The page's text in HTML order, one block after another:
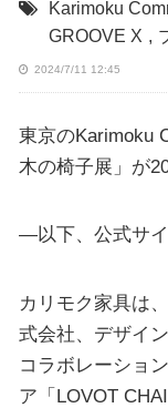
Karimoku
GROOVE X ,
2024/7/11 12:45
東京のKarimoku
木の椅子展」が
—以下、公式サ
カリモク家具は
式会社、デザイ
コラボレーショ
ア「LOVOT